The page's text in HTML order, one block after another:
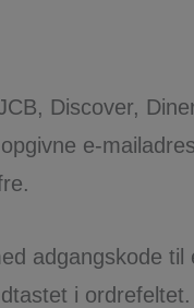
Discover,
e-
adgangskode
i ordrefeltet.